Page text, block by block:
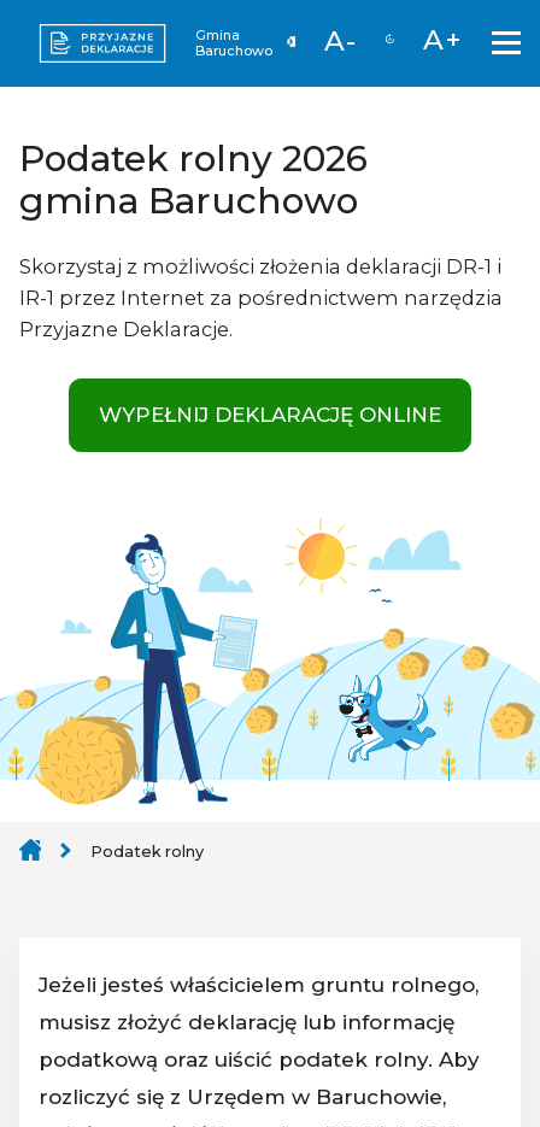
Gmina
Baruchowo
A- A+
Podatek rolny 2026
gmina Baruchowo
Skorzystaj z możliwości złożenia deklaracji DR-1 i
IR-1 przez Internet za pośrednictwem narzędzia
Przyjazne Deklaracje.
WYPEŁNIJ DEKLARACJĘ ONLINE
Podatek rolny
Jeżeli jesteś właścicielem gruntu rolnego,
musisz złożyć deklarację lub informację
podatkową oraz uiścić podatek rolny. Aby
rozliczyć się z Urzędem w Baruchowie,